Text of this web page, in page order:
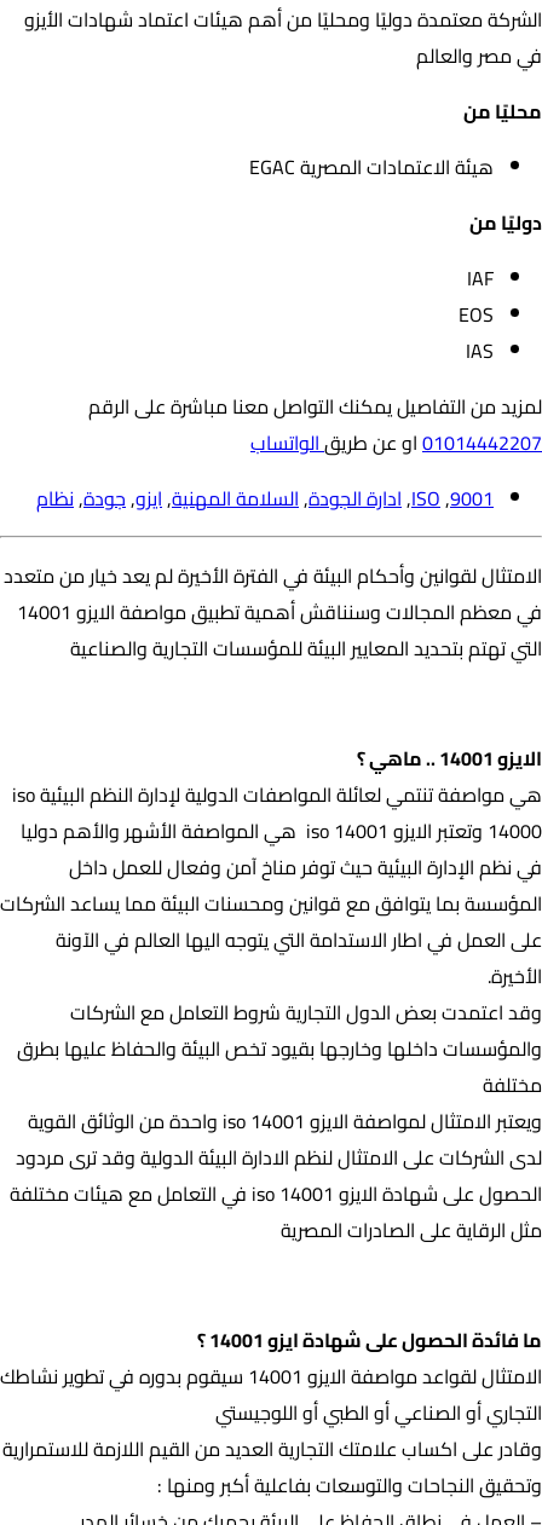
الشركة معتمدة دوليًا ومحليًا من أهم هيئات اعتماد شهادات الأيزو
في مصر والعالم
محليًا من
هيئة الاعتمادات المصرية EGAC
دوليًا من
IAF
EOS
IAS
لمزيد من التفاصيل يمكنك التواصل معنا مباشرة على الرقم
01014442207او عن طريقالواتساب
9001
,
ISO
,ادارة الجودة,السلامة المهنية,ايزو,جودة,نظام
الامتثال لقوانين وأحكام البيئة في الفترة الأخيرة لم يعد خيار من متعدد
في معظم المجالات وسنناقش أهمية تطبيق مواصفة الايزو 14001
التي تهتم بتحديد المعايير البيئة للمؤسسات التجارية والصناعية
الايزو 14001 .. ماهي ؟
هي مواصفة تنتمي لعائلة المواصفات الدولية لإدارة النظم البيئية iso
14000 وتعتبر الايزو iso 14001 هي المواصفة الأشهر والأهم دوليا
في نظم الإدارة البيئية حيث توفر مناخ آمن وفعال للعمل داخل
المؤسسة بما يتوافق مع قوانين ومحسنات البيئة مما يساعد الشركات
على العمل في اطار الاستدامة التي يتوجه اليها العالم في الآونة
الأخيرة.
وقد اعتمدت بعض الدول التجارية شروط التعامل مع الشركات
والمؤسسات داخلها وخارجها بقيود تخص البيئة والحفاظ عليها بطرق
مختلفة
ويعتبر الامتثال لمواصفة الايزو iso 14001 واحدة من الوثائق القوية
لدى الشركات على الامتثال لنظم الادارة البيئة الدولية وقد ترى مردود
الحصول على شهادة الايزو iso 14001 في التعامل مع هيئات مختلفة
مثل الرقاية على الصادرات المصرية
ما فائدة الحصول على شهادة ايزو 14001 ؟
الامتثال لقواعد مواصفة الايزو 14001 سيقوم بدوره في تطوير نشاطك
التجاري أو الصناعي أو الطبي أو اللوجيستي
وقادر على اكساب علامتك التجارية العديد من القيم اللازمة للاستمرارية
وتحقيق النجاحات والتوسعات بفاعلية أكبر ومنها :